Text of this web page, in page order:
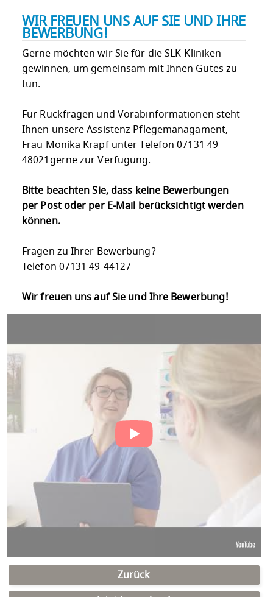
WIR FREUEN UNS AUF SIE UND IHRE
BEWERBUNG!
Gerne möchten wir Sie für die SLK-Kliniken
gewinnen, um gemeinsam mit Ihnen Gutes zu
tun.
Für Rückfragen und Vorabinformationen steht
Ihnen unsere Assistenz Pflegemanagament,
Frau Monika Krapf unter Telefon 07131 49
48021gerne zur Verfügung.
Bitte beachten Sie, dass keine Bewerbungen
per Post oder per E-Mail berücksichtigt werden
können.
Fragen zu Ihrer Bewerbung?
Telefon 07131 49-44127
Wir freuen uns auf Sie und Ihre Bewerbung!
Zurück